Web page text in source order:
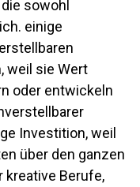
sowohl
einige
weil sie Wert
oder entwickeln
Investition, weil
über den ganzen
kreative Berufe,